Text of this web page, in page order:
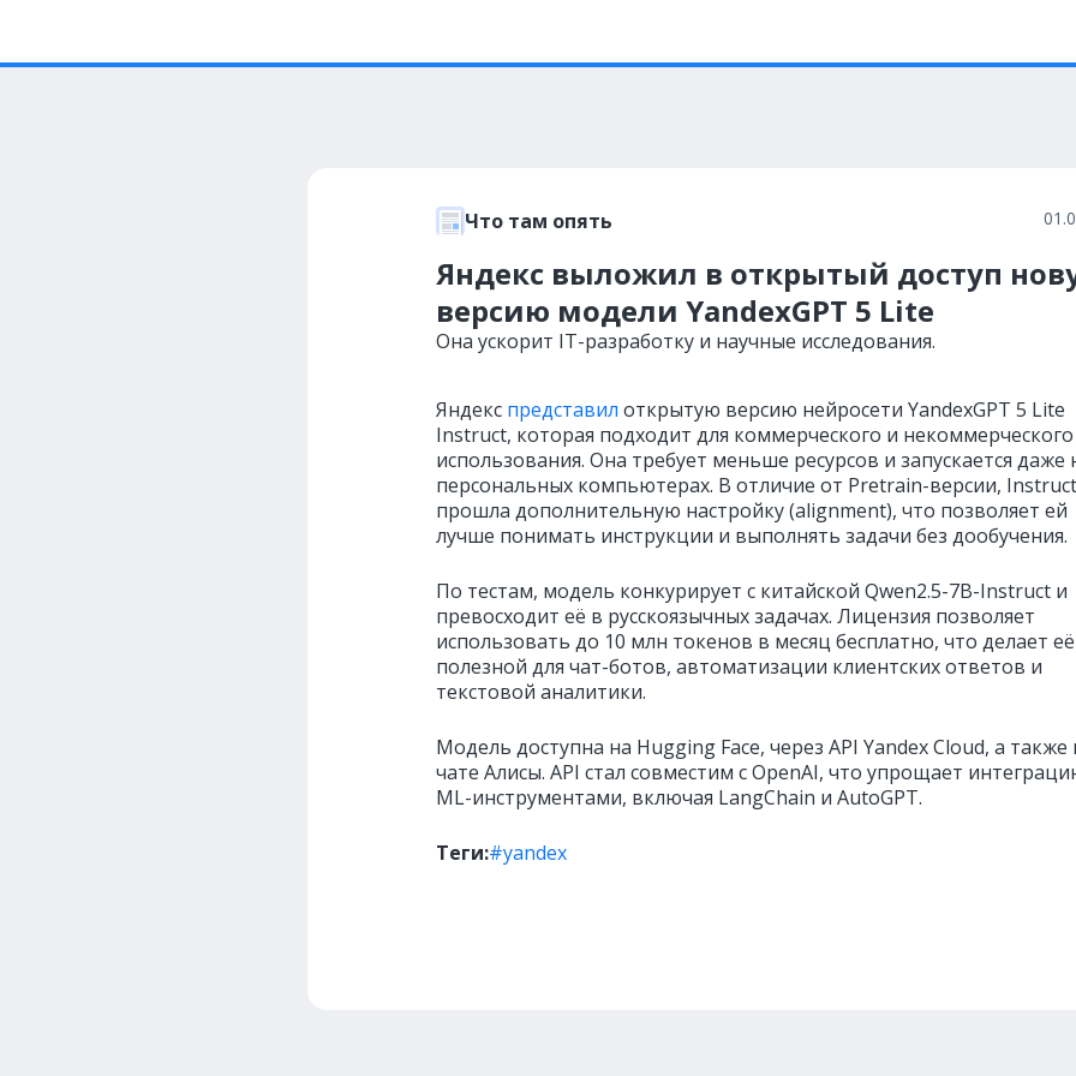
Что там опять
Яндекс выложил в открытый доступ
версию модели YandexGPT 5 Lite
Она ускорит IT-разработку и научные исследования.
Яндекс представил открытую версию нейросети YandexGPT 5 Lite
Instruct, которая подходит для коммерческого и некоммерческого
использования. Она требует меньше ресурсов и запускается даже
персональных компьютерах. В отличие от Pretrain-версии, Instruct
прошла дополнительную настройку (alignment), что позволяет ей
лучше понимать инструкции и выполнять задачи без дообучения.
По тестам, модель конкурирует с китайской Qwen2.5-7B-Instruct и
превосходит её в русскоязычных задачах. Лицензия позволяет
использовать до 10 млн токенов в месяц бесплатно, что делает её
полезной для чат-ботов, автоматизации клиентских ответов и
текстовой аналитики.
Модель доступна на Hugging Face, через API Yandex Cloud, а также
чате Алисы. API стал совместим с OpenAI, что упрощает
ML-инструментами, включая LangChain и AutoGPT.
Теги:#yandex